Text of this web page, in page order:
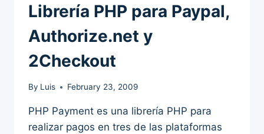
Librería PHP para Paypal,
Authorize.net y
2Checkout
By Luis February 23, 2009
PHP Payment es una librería PHP para
realizar pagos en tres de las plataformas